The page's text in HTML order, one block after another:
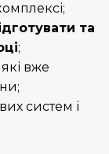
та
;
вже
систем і